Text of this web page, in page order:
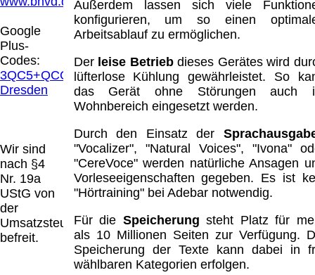
Google
Plus-
Codes:
3QC5+QCG
Dresden
Wir sind
nach §4
Nr. 19a
UStG von
der
Umsatzsteuer
befreit.
Außerdem lassen sich viele
konfigurieren, um so einen
Arbeitsablauf zu ermöglichen.
Der leise Betriebdieses Gerätes wird
lüfterlose Kühlung gewährleistet. So
das Gerät ohne Störungen auch
Wohnbereich eingesetzt werden.
Durch den Einsatz der
"Vocalizer", "Natural Voices", "Ivona"
"CereVoce" werden natürliche Ansagen
Vorleseeigenschaften gegeben. Es ist
"Hörtraining" bei Adebar notwendig.
Für die Speicherung steht Platz für
als 10 Millionen Seiten zur Verfügung.
Speicherung der Texte kann dabei in
wählbaren Kategorien erfolgen.
Homepage angebrachten Links.
Die Europäische Kommission stellt eine
Plattform zur Online-Streitbeilegung (OS)
bereit. Die Plattform finden Sie unter
http://ec.europa.eu/consumers/odr/Unsere E-
Mailadresse lautet:info@alexandravision.de.
Seitenanfang Impressum AGB
Widerruf
Urheberrechte Kontakt
Links
Katalog (PDF) Sitemap
große Anzeige Schließen X
Diese Website nutzt Cookies, um bestmögliche
Funktionalität bieten zu können.
This website uses cookies to provide the best possible
functionality.
Ok, verstanden Mehr Infos